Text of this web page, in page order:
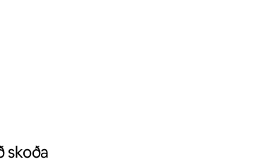
skoða